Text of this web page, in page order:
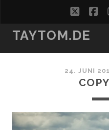
TAYTOM.DE
24. JUNI